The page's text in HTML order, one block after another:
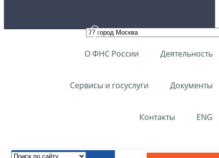
О ФНС России Деятельность
Сервисы и госуслуги Документы
Контакты ENG